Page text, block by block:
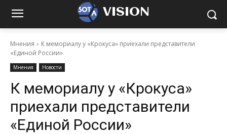
VISION
Мнения
К мемориалу у «Крокуса» приехали представители
«Единой России»
Мнения Новости
К мемориалу у «Крокуса»
приехали представители
«Единой России»